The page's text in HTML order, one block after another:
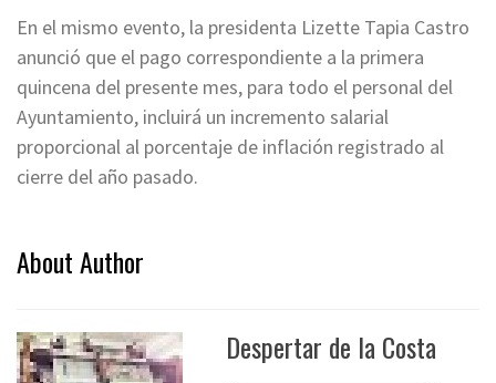
En el mismo evento, la presidenta Lizette Tapia Castro
anunció que el pago correspondiente a la primera
quincena del presente mes, para todo el personal del
Ayuntamiento, incluirá un incremento salarial
proporcional al porcentaje de inflación registrado al
cierre del año pasado.
About Author
Despertar de la Costa